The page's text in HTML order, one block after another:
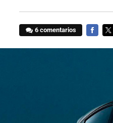
6 comentarios